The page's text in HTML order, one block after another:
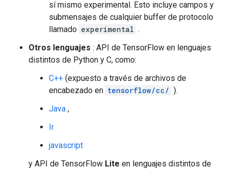
sí mismo experimental. Esto incluye campos y
submensajes de cualquier buffer de protocolo
llamado experimental .
Otros lenguajes : API de TensorFlow en lenguajes
distintos de Python y C, como:
C++ (expuesto a través de archivos de
encabezado en tensorflow/cc/ ).
Java ,
Ir
javascript
y API de TensorFlow Lite en lenguajes distintos de